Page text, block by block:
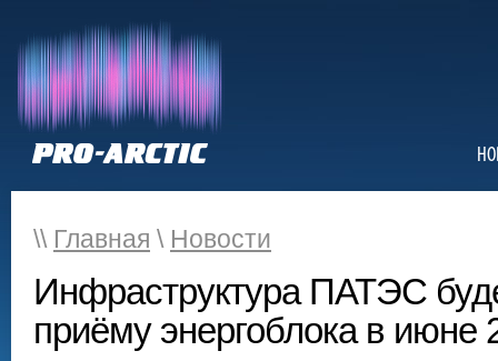
\\ Главная \ Новости
Инфраструктура ПАТЭС
приёму энергоблока в июне